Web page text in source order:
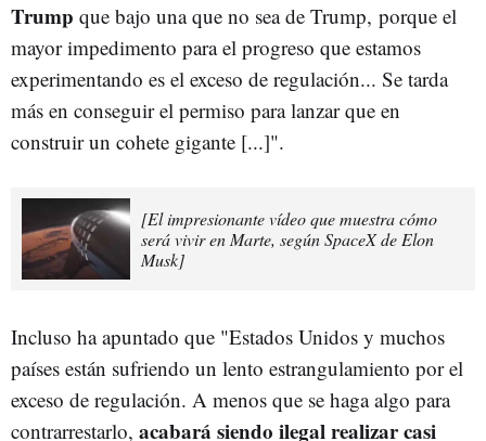
Trump que bajo una que no sea de Trump, porque el
mayor impedimento para el progreso que estamos
experimentando es el exceso de regulación... Se tarda
más en conseguir el permiso para lanzar que en
construir un cohete gigante [...]".
[El impresionante vídeo que muestra cómo
será vivir en Marte, según SpaceX de Elon
Musk‍]
Incluso ha apuntado que "Estados Unidos y muchos
países están sufriendo un lento estrangulamiento por el
exceso de regulación. A menos que se haga algo para
contrarrestarlo, acabará siendo ilegal realizar casi